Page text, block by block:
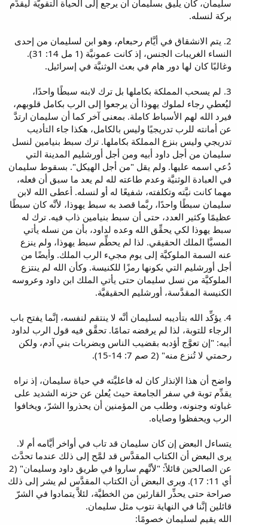
سليمان، كان يليق بسليمان أن يرجع إلى الحياة التقويَّة ليقدِّم
بركة لنسله.
2. يتم الانشقاق في أيَّام رحبعام، وهو ابن لسليمان من إحدى
النساء الغريبات الجنس، إذ كانت عمونيَّة (1 مل 14: 31).
وغالبًا كان لها دور هام في بعث الوثنيَّة في إسرائيل.
3. لم يسحب المملكة بكاملها بل ترك لابنه سبطًا واحدًا،
ليُعطي رجاء لملوك يهوذا أن يرجعوا إلى الرب بكامل قلوبهم،
فيرد الله لهم الأسباط كاملة. بمعنى آخر كما أن سليمان ارتدَّ
عن أمانته للرب تدريجيًا وليس بالكامل، هكذا جاء التأديب
تدريجي وليس بنزع المملكة بكاملها. ترك سبط بنيامين لنسل
سليمان من أجل داود أبيه ومن أجل أورشليم المدينة التي
دُعي اسمه عليها. ولم يقل "من أجل الهيكل". بسقوط سليمان
في العبادة الوثنيَّة وعدم طاعته لله لم يعد ما سبق أن فعله،
مهما كانت نيَّته وتكلفته، شفيعًا له أو لنسله. أعطى الله لابن
سليمان سبطًا واحدًا، ربَّما قصد به سبط يهوذا، لأنَّه كان سبطًا
عظيمًا وكثير العدد، حتى أن سبط بنيامين ذاب فيه. ترك له
سبط يهوذا لكي يحقِّق الله وعده لداود، بأن من نسله يأتي
المسيَّا الملك الحقيقي. لذا لم يحطِّم سبط يهوذا، ولم ينزع
عنه السمة الملوكيَّة إلى يوم مجيء الرب الملك. وأيضًا من
أجل أورشليم التي بكونها رمزًا للكنيسة. وكأن الله لم ينتزع
الملوكيَّة من نسل سليمان حتى يأتي الملك ابن داود وعروسه
الكنيسة المقدَّسة، أورشليم الحقيقيَّة.
4. يؤكِّد الله بتأديبه لسليمان أنَّه لا ينتقم لنفسه، إنَّما يفتح باب
الرجاء للتوبة، لذا لم يرفضه تمامًا. تحقَّق فيه قول الرب لداود
أبيه: "إن تعوَّج أؤدبه بقضيب الناس وبضربات بني آدم، ولكن
رحمتي لا تُنزع منه" (2 صم 7: 14-15).
واضح أن هذا الإنذار كان له فاعليَّته في حياة سليمان، إذ نراه
يقدِّم توبة في سفر الجامعة حيث يُعلن عن حزنه الشديد على
غباوته وجنونه، وطلب من المؤمنين أن يحذروا الشرّ، ويخافوا
الرب ويحفظوا وصاياه.
يتساءل البعض إن كان سليمان قد تاب في أواخر أيَّامه أم لا.
يرى البعض أن الكتاب المقدَّس قد لمَّح إلى ذلك عندما تحدَّث
عن الصالحين قائلاً: "لأنَّهم ساروا في طريق داود وسليمان" (2
أي 11: 17). ويرى البعض أن الكتاب المقدَّس لم يشر إلى ذلك
صراحة حتى يحذِّر القارئين من الخطيَّة، لئلاَّ يتمادوا في الشرّ
قائلين إنَّنا في النهاية نتوب مثل سليمان.
الله يقيم لسليمان خصومًا: